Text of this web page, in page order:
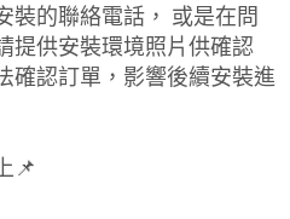
裝的聯絡電話， 或是在問
提供安裝環境照片供確認
確認訂單，影響後續安裝進
📌